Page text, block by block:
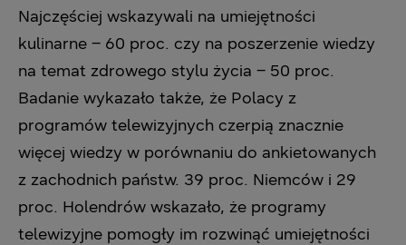
Najczęściej wskazywali na umiejętności
kulinarne – 60 proc. czy na poszerzenie wiedzy
na temat zdrowego stylu życia – 50 proc.
Badanie wykazało także, że Polacy z
programów telewizyjnych czerpią znacznie
więcej wiedzy w porównaniu do ankietowanych
z zachodnich państw. 39 proc. Niemców i 29
proc. Holendrów wskazało, że programy
telewizyjne pomogły im rozwinąć umiejętności